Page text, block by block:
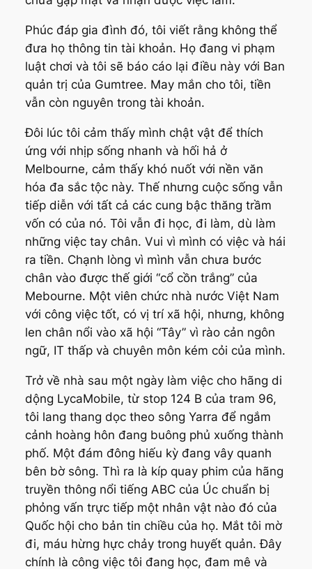
Phúc đáp gia đình đó, tôi viết rằng không thể
đưa họ thông tin tài khoản. Họ đang vi phạm
luật chơi và tôi sẽ báo cáo lại điều này với Ban
quản trị của Gumtree. May mắn cho tôi, tiền
vẫn còn nguyên trong tài khoản.
Đôi lúc tôi cảm thấy mình chật vật để thích
ứng với nhịp sống nhanh và hối hả ở
Melbourne, cảm thấy khó nuốt với nền văn
hóa đa sắc tộc này. Thế nhưng cuộc sống vẫn
tiếp diễn với tất cả các cung bậc thăng trầm
vốn có của nó. Tôi vẫn đi học, đi làm, dù làm
những việc tay chân. Vui vì mình có việc và hái
ra tiền. Chạnh lòng vì mình vẫn chưa bước
chân vào được thế giới “cổ cồn trắng” của
Mebourne. Một viên chức nhà nước Việt Nam
với công việc tốt, có vị trí xã hội, nhưng, không
len chân nổi vào xã hội “Tây” vì rào cản ngôn
ngữ, IT thấp và chuyên môn kém cỏi của mình.
Trở về nhà sau một ngày làm việc cho hãng di
dộng LycaMobile, từ stop 124 B của tram 96,
tôi lang thang dọc theo sông Yarra để ngắm
cảnh hoàng hôn đang buông phủ xuống thành
phố. Một đám đông hiếu kỳ đang vây quanh
bên bờ sông. Thì ra là kíp quay phim của hãng
truyền thông nổi tiếng ABC của Úc chuẩn bị
phỏng vấn trực tiếp một nhân vật nào đó của
Quốc hội cho bản tin chiều của họ. Mắt tôi mờ
đi, máu hừng hực chảy trong huyết quản. Đây
chính là công việc tôi đang học, đam mê và